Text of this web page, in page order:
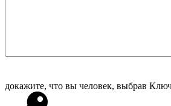
докажите, что вы человек, выбрав